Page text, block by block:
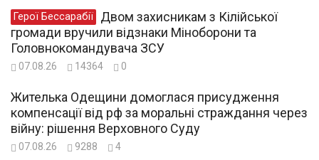
Герої Бессарабії
громади вручили відзнаки Міноборони та
Головнокомандувача ЗСУ
07.08.26 14364 0
Жителька Одещини домоглася присудження
компенсації від рф за моральні страждання через
війну: рішення Верховного Суду
07.08.26 9288 4